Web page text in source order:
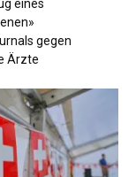
eines
gegen
Ärzte